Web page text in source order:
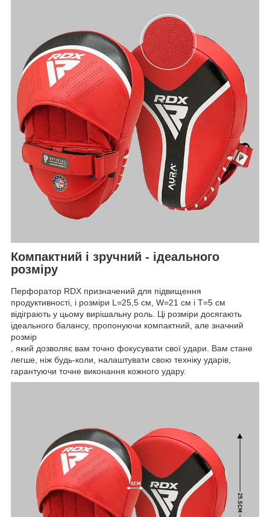
Компактний і зручний - ідеального
розміру
Перфоратор RDX призначений для підвищення
продуктивності, і розміри L=25,5 см, W=21 см і T=5 см
відіграють у цьому вирішальну роль. Ці розміри досягають
ідеального балансу, пропонуючи компактний, але значний
розмір
, який дозволяє вам точно фокусувати свої удари. Вам стане
легше, ніж будь-коли, налаштувати свою техніку ударів,
гарантуючи точне виконання кожного удару.